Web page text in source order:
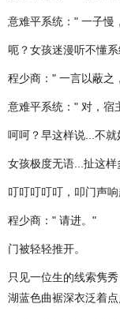
意难平系统：" 一子慢
呃？女孩迷漫听不懂
程少商：" 一言以蔽之
意难平系统：" 对，宿
呵呵？早这样说...不就
女孩极度无语...扯这样
叮叮叮叮叮，叩门声响
程少商：" 请进。"
门被轻轻推开。
只见一位生的线索隽
湖蓝色曲裾深衣泛着